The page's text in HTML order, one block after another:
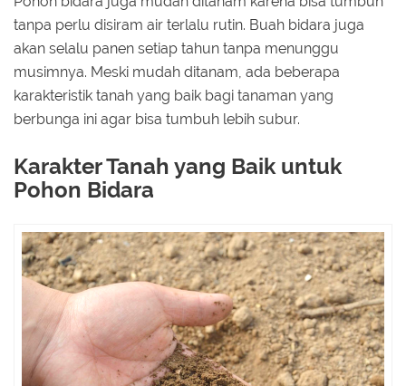
tanpa perlu disiram air terlalu rutin. Buah bidara juga
akan selalu panen setiap tahun tanpa menunggu
musimnya. Meski mudah ditanam, ada beberapa
karakteristik tanah yang baik bagi tanaman yang
berbunga ini agar bisa tumbuh lebih subur.
Karakter Tanah yang Baik untuk
Pohon Bidara